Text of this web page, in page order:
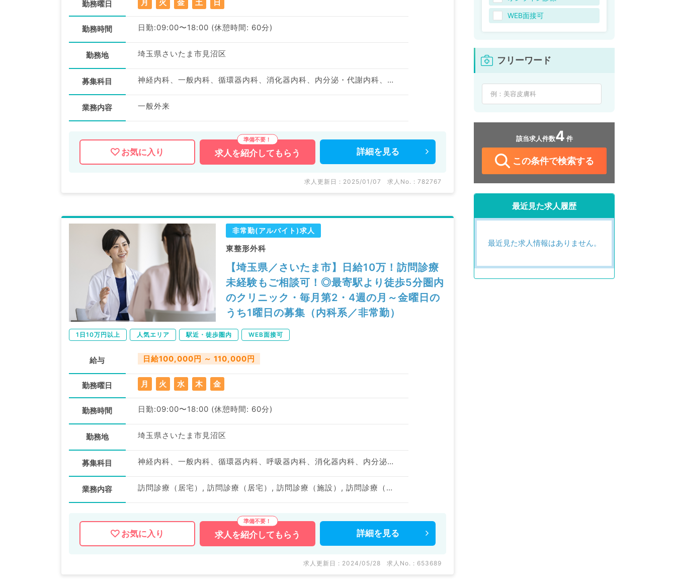
勤務曜日 月 火 金 土 日
勤務時間 日勤:09:00〜18:00 (休憩時間: 60分)
勤務地 埼玉県さいたま市見沼区
募集科目 神経内科、一般内科、循環器内科、消化器内科、内分泌・代謝内科、腎臓内科、老年内科、血液内科
業務内容 一般外来
お気に入り 求人を紹介してもらう 詳細を 見る
求人更新日 : 2025/01/07 求人No. : 782767
非常勤(アルバイト)求人
東整形外科
【埼玉県／さいたま市】日給10万！訪問診療
未経験もご相談可！◎最寄駅より徒歩5分圏内
のクリニック・毎月第2・4週の月～金曜日の
うち1曜日の募集（内科系／非常勤）
1日10万円以上 人気エリア 駅近・徒歩圏内 WEB面接可
給与 日給100,000円 ～ 110,000円
勤務曜日 月 火 水 木 金
勤務時間 日勤:09:00〜18:00 (休憩時間: 60分)
勤務地 埼玉県さいたま市見沼区
募集科目 神経内科、一般内科、循環器内科、呼吸器内科、消化器内科、内分泌・代謝内科、腎臓内科、老年内科、血液内科、膠原病科
業務内容 訪問診療（居宅）, 訪問診療（居宅）, 訪問診療（施設）, 訪問診療（施設）
お気に入り 求人を紹介してもらう 詳細を 見る
求人更新日 : 2024/05/28 求人No. : 653689
WEB面接可
フリーワード
該当求人件数4 件
この条件で検索する
最近見た求人履歴
最近見た求人情報はありません。